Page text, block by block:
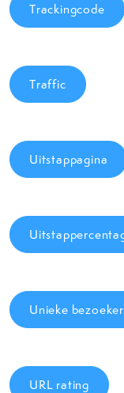
Trackingcode
Traffic
Uitstappagina
Unieke bezoeker
URL rating